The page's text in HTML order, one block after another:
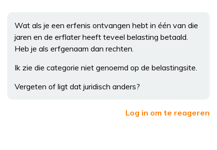
Wat als je een erfenis ontvangen hebt in één van die
jaren en de erflater heeft teveel belasting betaald.
Heb je als erfgenaam dan rechten.
Ik zie die categorie niet genoemd op de belastingsite.
Vergeten of ligt dat juridisch anders?
Log in om te reageren